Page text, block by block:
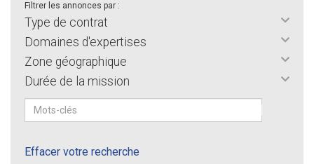
Filtrer les annonces par :
Type de contrat
Domaines d'expertises
Zone géographique
Durée de la mission
Effacer votre recherche